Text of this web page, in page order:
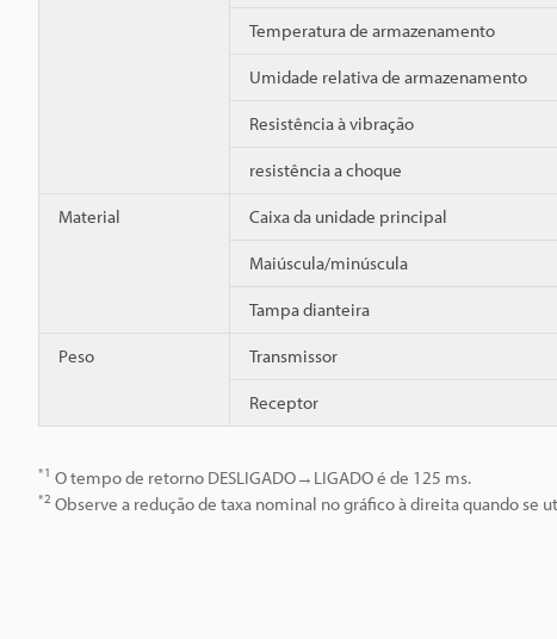
Temperatura de armazenamento
Umidade relativa de armazenamento
Resistência à vibração
resistência a choque
Material Caixa da unidade principal
Maiúscula/minúscula
Tampa dianteira
Peso Transmissor
Receptor
*1 O tempo de retorno DESLIGADO→LIGADO é de 125 ms.
*2 Observe a redução de taxa nominal no gráfico à direita quando se